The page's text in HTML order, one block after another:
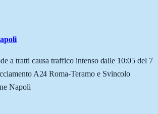
a tratti causa traffico intenso dalle 10:05 del 7
A24 Roma-Teramo e Svincolo
Napoli